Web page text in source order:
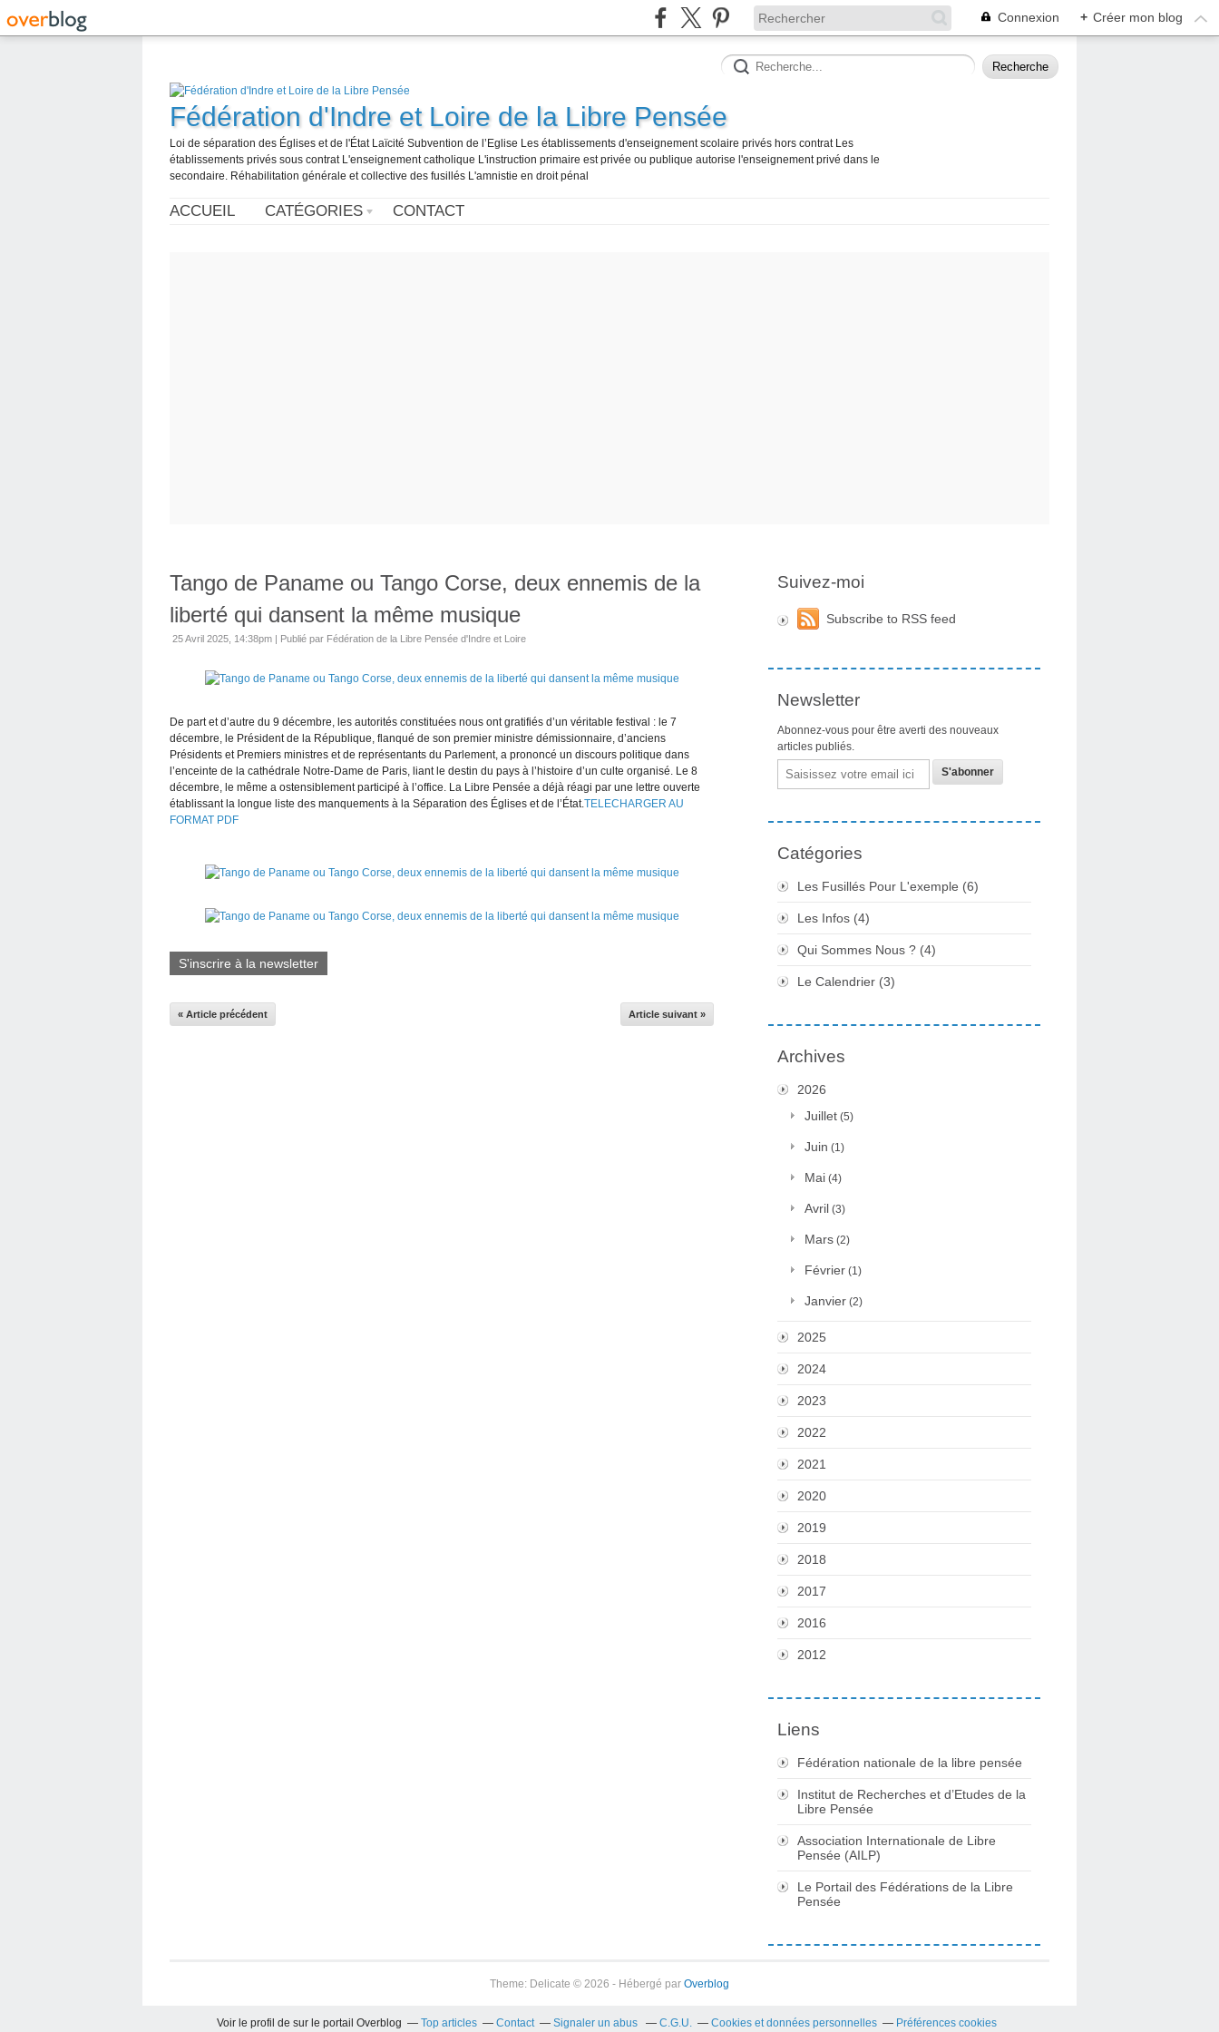
Connexion + Créer mon blog
Fédération d'Indre et Loire de la Libre Pensée
Loi de séparation des Églises et de l'État Laïcité Subvention de l’Eglise Les établissements d'enseignement scolaire privés hors contrat Les
établissements privés sous contrat L'enseignement catholique L'instruction primaire est privée ou publique autorise l'enseignement privé dans le
secondaire. Réhabilitation générale et collective des fusillés L'amnistie en droit pénal
ACCUEIL CATÉGORIES CONTACT
Tango de Paname ou Tango Corse, deux ennemis de la
liberté qui dansent la même musique
25 Avril 2025, 14:38pm | Publié par Fédération de la Libre Pensée d'Indre et Loire
De part et d’autre du 9 décembre, les autorités constituées nous ont gratifiés d’un véritable festival : le 7
décembre, le Président de la République, flanqué de son premier ministre démissionnaire, d’anciens
Présidents et Premiers ministres et de représentants du Parlement, a prononcé un discours politique dans
l’enceinte de la cathédrale Notre-Dame de Paris, liant le destin du pays à l’histoire d’un culte organisé. Le 8
décembre, le même a ostensiblement participé à l’office. La Libre Pensée a déjà réagi par une lettre ouverte
établissant la longue liste des manquements à la Séparation des Églises et de l’État.TELECHARGER AU
FORMAT PDF
S'inscrire à la newsletter
« Article précédent Article suivant »
Suivez-moi
Subscribe to RSS feed
Newsletter
Abonnez-vous pour être averti des nouveaux
articles publiés.
Email
Catégories
Les Fusillés Pour L'exemple (6)
Les Infos (4)
Qui Sommes Nous ? (4)
Le Calendrier (3)
Archives
2026
Juillet (5)
Juin (1)
Mai (4)
Avril (3)
Mars (2)
Février (1)
Janvier (2)
2025
2024
2023
2022
2021
2020
2019
2018
2017
2016
2012
Liens
Fédération nationale de la libre pensée
Institut de Recherches et d’Etudes de la
Libre Pensée
Association Internationale de Libre
Pensée (AILP)
Le Portail des Fédérations de la Libre
Pensée
Theme: Delicate © 2026 - Hébergé par Overblog
Voir le profil de sur le portail Overblog Top articles Contact Signaler un abus C.G.U. Cookies et données personnelles Préférences cookies